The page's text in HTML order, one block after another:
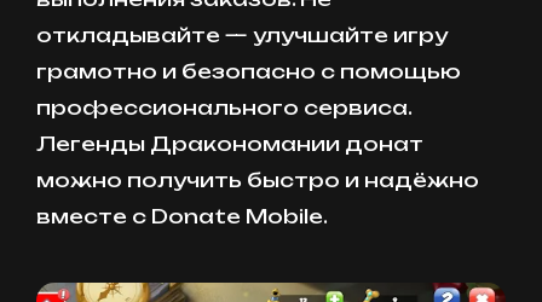
откладывайте — улучшайте игру
грамотно и безопасно с помощью
профессионального сервиса.
Легенды Дракономании донат
можно получить быстро и надёжно
вместе с Donate Mobile.